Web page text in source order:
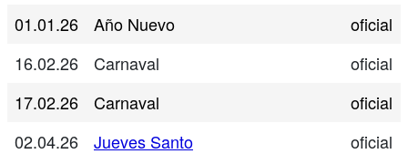
01.01.26
Año Nuevo
oficial
16.02.26
Carnaval
oficial
17.02.26
Carnaval
oficial
02.04.26
Jueves Santo
oficial